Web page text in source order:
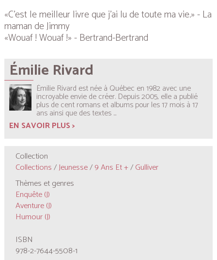
«C’est le meilleur livre que j’ai lu de toute ma vie.» - La
maman de Jimmy
«Wouaf ! Wouaf !» - Bertrand-Bertrand
Émilie Rivard
Émilie Rivard est née à Québec en 1982 avec une
incroyable envie de créer. Depuis 2005, elle a publié
plus de cent romans et albums pour les 17 mois à 17
ans ainsi que des textes...
EN SAVOIR PLUS >
Collection
Collections/Jeunesse/9 Ans Et +/Gulliver
Thèmes et genres
Enquête (J)
Aventure (J)
Humour (J)
ISBN
978-2-7644-5508-1